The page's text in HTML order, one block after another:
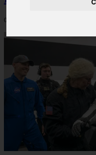
06/03/2026